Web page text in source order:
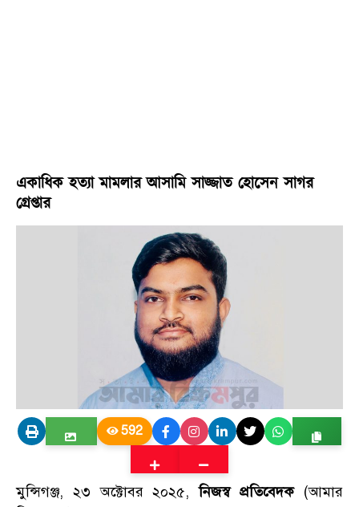
একাধিক হত্যা মামলার আসামি সাজ্জাত হোসেন সাগর
গ্রেপ্তার
592
মুন্সিগঞ্জ, ২৩ অক্টোবর ২০২৫,নিজস্ব প্রতিবেদক(আমার